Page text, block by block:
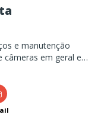
e manutenção
câmeras em geral e